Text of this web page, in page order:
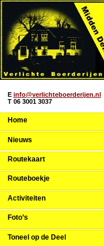
Home
Nieuws
Routekaart
Routeboekje
Activiteiten
Foto’s
Toneel op de Deel
E info@verlichteboerderijen.nl
T 06 3001 3037